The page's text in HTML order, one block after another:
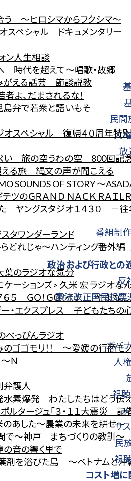
民間
人
放
番組制
政治および行政との
反
憲法改正国民投票
ガバ
人
視
サ
民
視
コスト増に
～ヒロシマからフクシマ～
スペシャル ドキュメンタリ
ン人生相談
代を超えて～唱歌・故郷
える話芸 節談説教
、だまされるな！
弁で若衆と語いもそ
スペシャル 復帰４０周年特
旅の空うわの空 800回記念
える旅 縄文の声が聞こえる
SOUNDS OF STORY ～
ＧＲＡＮＤ ＮＡＣＫ ＲＡＩＬ
ヤングスタジオ１４３０ －
ワンダーランド
れじゃ～ハンティング番外編
のラジオな気分
ーションズ> 久米 宏 ラジオな
ＧＯ！ＧＯ！イチ 「やまなし
・エクスプレス 子どもたち
っぴんラジオ
ゴモリ！！ ～愛媛の行商モ
Ｎ
護人
素爆発 わたしたちはどう伝
タージュ「３・１１大震災 記
あした～農業の未来を耕せ～
～神戸 まちづくりの教訓～
音の響く里で
を浴びた島 ～ベトナムと